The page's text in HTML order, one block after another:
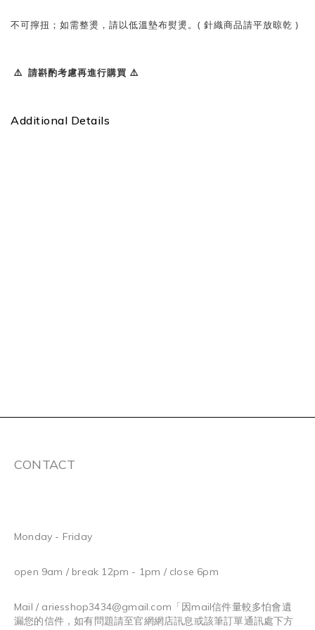
不可擰扭；如需整燙，請以低溫墊布熨燙。( 針織商品請平放晾乾 )
⚠️ 請斟酌考慮再進行購買 ⚠️
Additional Details
CONTACT
Monday - Friday
open 9am / break 12pm - 1pm / close 6pm
Mail / ariesshop3434@gmail.com 「因mail信件量較多怕會遺
漏您的信件，如有問題請至官網網店訊息或該筆訂單通訊處下方